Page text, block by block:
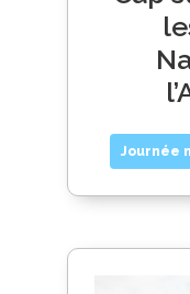
Journée